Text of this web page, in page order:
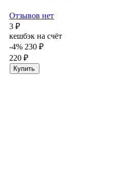
Отзывов нет
3 ₽
кешбэк на счёт
-4% 230 ₽
220 ₽
Купить